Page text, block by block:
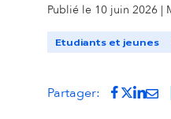
Publié le 10 juin 2026 |
Etudiants et jeunes
Partager: